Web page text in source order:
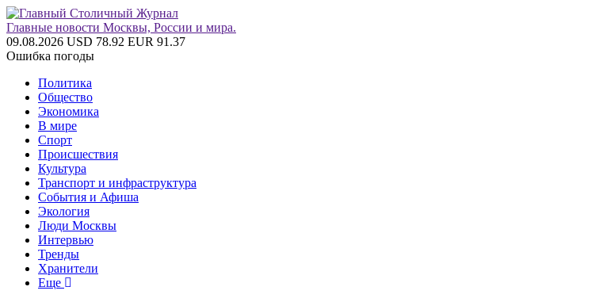
Главные новости Москвы, России и мира.
09.08.2026 USD 78.92 EUR 91.37
Ошибка погоды
Политика
Общество
Экономика
В мире
Спорт
Происшествия
Культура
Транспорт и инфраструктура
События и Афиша
Экология
Люди Москвы
Интервью
Тренды
Хранители
Еще